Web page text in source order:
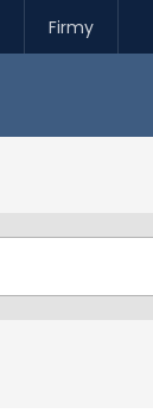
Firmy